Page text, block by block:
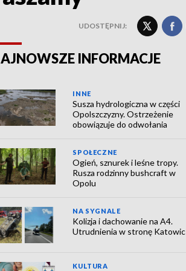
UDOSTĘPNIJ:
INFORMACJE
INNE
Susza hydrologiczna w części
Opolszczyzny. Ostrzeżenie
obowiązuje do odwołania
SPOŁECZNE
Ogień, sznurek i leśne tropy.
Rusza rodzinny bushcraft w
Opolu
NA SYGNALE
Kolizja i dachowanie na A4.
Utrudnienia w stronę Katowic
KULTURA